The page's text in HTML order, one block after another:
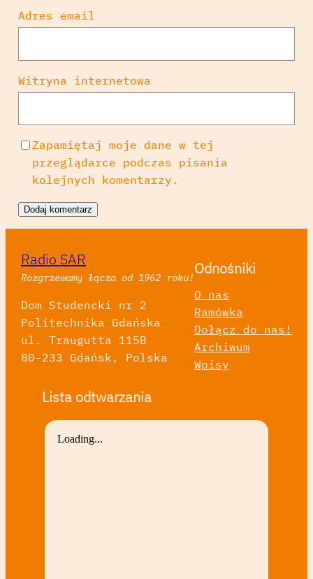
Adres email
Witryna internetowa
Zapamiętaj moje dane w tej
przeglądarce podczas pisania
kolejnych komentarzy.
Radio SAR
Rozgrzewamy łącza od 1962 roku!
Dom Studencki nr 2
Politechnika Gdańska
ul. Traugutta 115B
80-233 Gdańsk, Polska
Odnośniki
O nas
Ramówka
Dołącz do nas!
Archiwum
Wpisy
Lista odtwarzania